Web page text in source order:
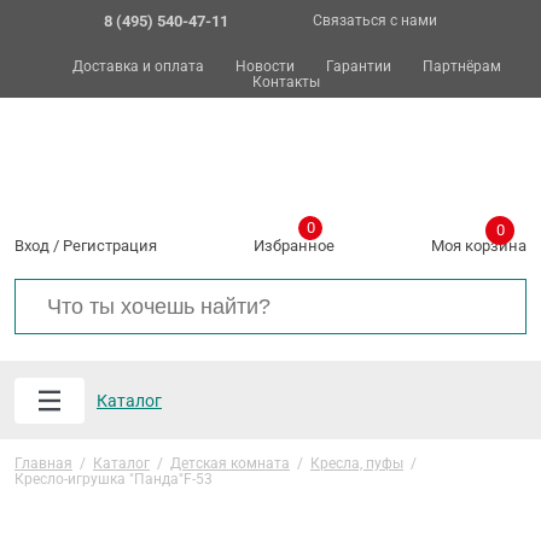
8 (495) 540-47-11 Связаться с нами
Доставка и оплата Новости Гарантии
Партнёрам
Контакты
Вход / Регистрация Избранное
0
Моя корзина
0
Каталог
Главная / Каталог / Детская комната / Кресла, пуфы /
Кресло-игрушка "Панда"F-53